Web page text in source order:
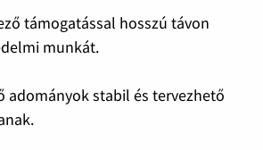
támogatással hosszú távon
munkát.
adományok stabil és tervezhető